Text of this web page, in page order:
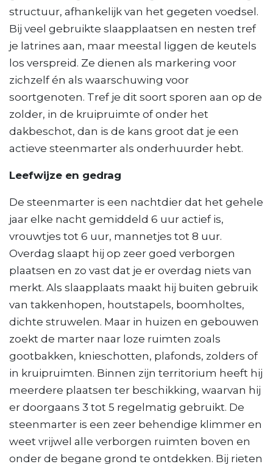
structuur, afhankelijk van het gegeten voedsel.
Bij veel gebruikte slaapplaatsen en nesten tref
je latrines aan, maar meestal liggen de keutels
los verspreid. Ze dienen als markering voor
zichzelf én als waarschuwing voor
soortgenoten. Tref je dit soort sporen aan op de
zolder, in de kruipruimte of onder het
dakbeschot, dan is de kans groot dat je een
actieve steenmarter als onderhuurder hebt.
Leefwijze en gedrag
De steenmarter is een nachtdier dat het gehele
jaar elke nacht gemiddeld 6 uur actief is,
vrouwtjes tot 6 uur, mannetjes tot 8 uur.
Overdag slaapt hij op zeer goed verborgen
plaatsen en zo vast dat je er overdag niets van
merkt. Als slaapplaats maakt hij buiten gebruik
van takkenhopen, houtstapels, boomholtes,
dichte struwelen. Maar in huizen en gebouwen
zoekt de marter naar loze ruimten zoals
gootbakken, knieschotten, plafonds, zolders of
in kruipruimten. Binnen zijn territorium heeft hij
meerdere plaatsen ter beschikking, waarvan hij
er doorgaans 3 tot 5 regelmatig gebruikt. De
steenmarter is een zeer behendige klimmer en
weet vrijwel alle verborgen ruimten boven en
onder de begane grond te ontdekken. Bij rieten